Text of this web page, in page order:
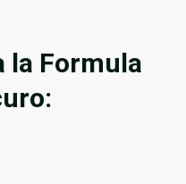
la Formula